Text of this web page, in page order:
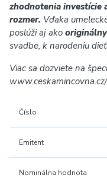
zhodnotenia investície
rozmer. Vďaka
poslúži aj ako
svadbe, k narodeniu
Viac sa dozviete na
Číslo
Emitent
Nominálna hodnota